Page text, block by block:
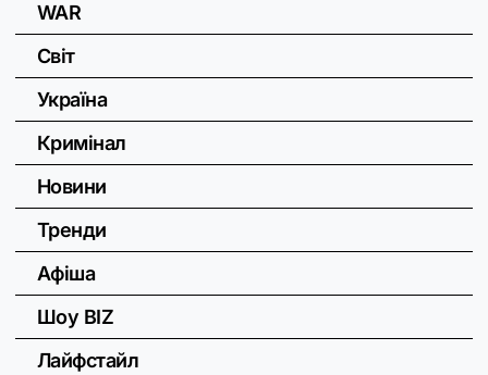
WAR
Світ
Україна
Кримінал
Новини
Тренди
Афіша
Шоу BIZ
Лайфстайл